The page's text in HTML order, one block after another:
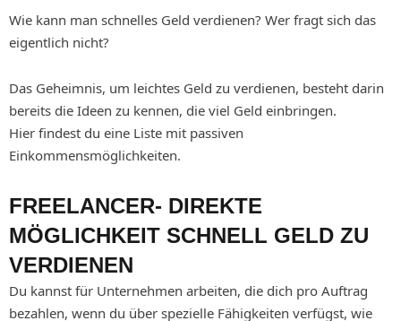
Wie kann man schnelles Geld verdienen? Wer fragt sich das
eigentlich nicht?
Das Geheimnis, um leichtes Geld zu verdienen, besteht darin
bereits die Ideen zu kennen, die viel Geld einbringen.
Hier findest du eine Liste mit passiven
Einkommensmöglichkeiten.
FREELANCER- DIREKTE
MÖGLICHKEIT SCHNELL GELD ZU
VERDIENEN
Du kannst für Unternehmen arbeiten, die dich pro Auftrag
bezahlen, wenn du über spezielle Fähigkeiten verfügst, wie